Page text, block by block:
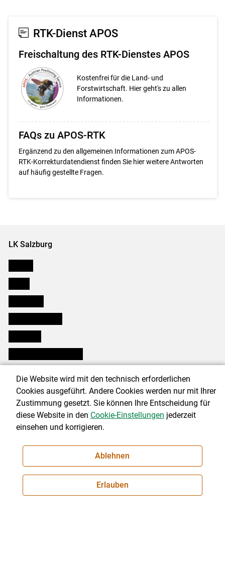
RTK-Dienst APOS
Freischaltung des RTK-Dienstes APOS
Kostenfrei für die Land- und
Forstwirtschaft. Hier geht's zu allen
Informationen.
FAQs zu APOS-RTK
Ergänzend zu den allgemeinen Informationen zum APOS-
RTK-Korrekturdatendienst finden Sie hier weitere Antworten
auf häufig gestellte Fragen.
LK Salzburg
Über uns
© 2026 sbg.lko.at
Landwirtschaftskammer Salzburg
Die Website wird mit den technisch erforderlichen
Cookies ausgeführt. Andere Cookies werden nur mit Ihrer
Zustimmung gesetzt. Sie können Ihre Entscheidung für
diese Website in den Cookie-Einstellungen jederzeit
einsehen und korrigieren.
Ablehnen
Erlauben